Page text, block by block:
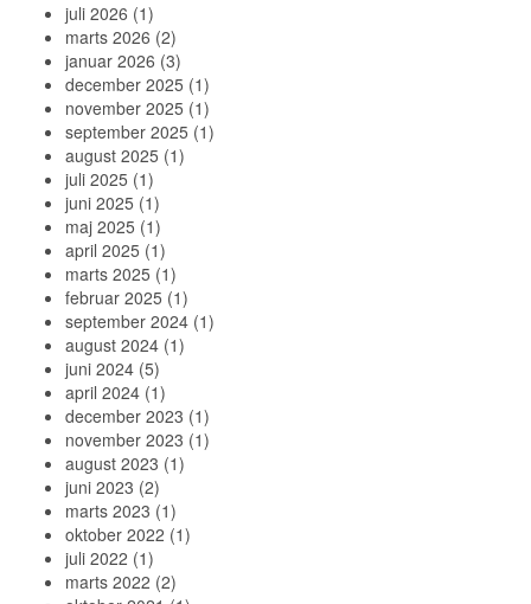
juli 2026 (1)
marts 2026 (2)
januar 2026 (3)
december 2025 (1)
november 2025 (1)
september 2025 (1)
august 2025 (1)
juli 2025 (1)
juni 2025 (1)
maj 2025 (1)
april 2025 (1)
marts 2025 (1)
februar 2025 (1)
september 2024 (1)
august 2024 (1)
juni 2024 (5)
april 2024 (1)
december 2023 (1)
november 2023 (1)
august 2023 (1)
juni 2023 (2)
marts 2023 (1)
oktober 2022 (1)
juli 2022 (1)
marts 2022 (2)